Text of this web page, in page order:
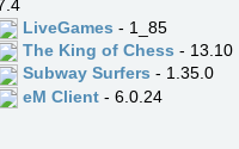
LiveGames - 1_85
The King of Chess - 13.10
Subway Surfers - 1.35.0
eM Client - 6.0.24